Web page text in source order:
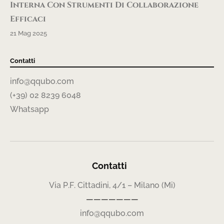
Interna Con Strumenti Di Collaborazione
Efficaci
21 Mag 2025
Contatti
info@qqubo.com
(+39) 02 8239 6048
Whatsapp
Contatti
Via P.F. Cittadini, 4/1 – Milano (Mi)
———————
info@qqubo.com